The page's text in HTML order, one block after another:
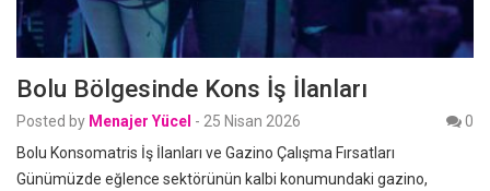
Bolu Bölgesinde Kons İş İlanları
Posted by Menajer Yücel - 25 Nisan 2026
0
Bolu Konsomatris İş İlanları ve Gazino Çalışma Fırsatları
Günümüzde eğlence sektörünün kalbi konumundaki gazino,